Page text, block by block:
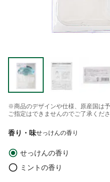
※商品のデザインや仕様、原産国は
ご指定はできませんのでご了承くださ
香り・味せっけんの香り
せっけんの香り
ミントの香り